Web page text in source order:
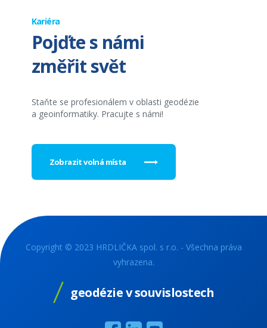
Kariéra
Pojďte s námi
změřit svět
Staňte se profesionálem v oblasti geodézie
a geoinformatiky. Pracujte s námi!
Zobrazit volná místa
Copyright © 2023 HRDLIČKA spol. s r.o. - Všechna práva
vyhrazena.
geodézie v souvislostech